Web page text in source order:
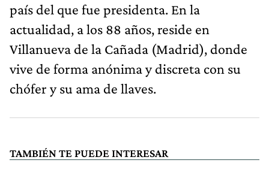
país del que fue presidenta. En la
actualidad, a los 88 años, reside en
Villanueva de la Cañada (Madrid), donde
vive de forma anónima y discreta con su
chófer y su ama de llaves.
TAMBIÉN TE PUEDE INTERESAR